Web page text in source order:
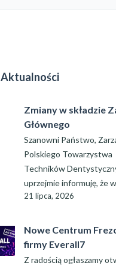
Aktualności
Zmiany w składzie
Głównego
Szanowni Państwo,
Polskiego Towarzystwa
Techników
uprzejmie informuję, że
21 lipca, 2026
Nowe Centrum
firmy Everall7
Z radością ogłaszamy